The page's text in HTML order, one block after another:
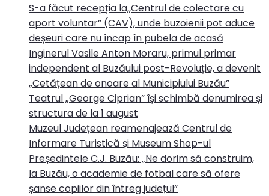
S-a făcut recepția la,,Centrul de colectare cu
aport voluntar” (CAV), unde buzoienii pot aduce
deșeuri care nu încap în pubela de acasă
Inginerul Vasile Anton Moraru, primul primar
independent al Buzăului post-Revoluție, a devenit
„Cetățean de onoare al Municipiului Buzău”
Teatrul „George Ciprian” își schimbă denumirea și
structura de la 1 august
Muzeul Județean reamenajează Centrul de
Informare Turistică și Museum Shop-ul
Președintele C.J. Buzău: „Ne dorim să construim,
la Buzău, o academie de fotbal care să ofere
șanse copiilor din întreg județul”